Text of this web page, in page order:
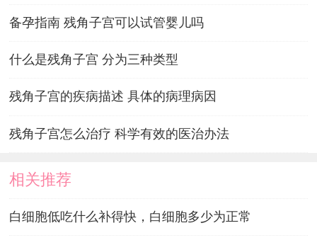
备孕指南 残角子宫可以试管婴儿吗
什么是残角子宫 分为三种类型
残角子宫的疾病描述 具体的病理病因
残角子宫怎么治疗 科学有效的医治办法
相关推荐
白细胞低吃什么补得快，白细胞多少为正常